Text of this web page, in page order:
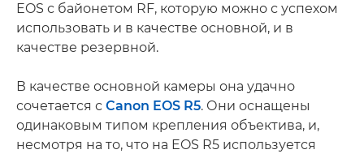
EOS с байонетом RF, которую можно с успехом
использовать и в качестве основной, и в
качестве резервной.
В качестве основной камеры она удачно
сочетается с Canon EOS R5. Они оснащены
одинаковым типом крепления объектива, и,
несмотря на то, что на EOS R5 используется